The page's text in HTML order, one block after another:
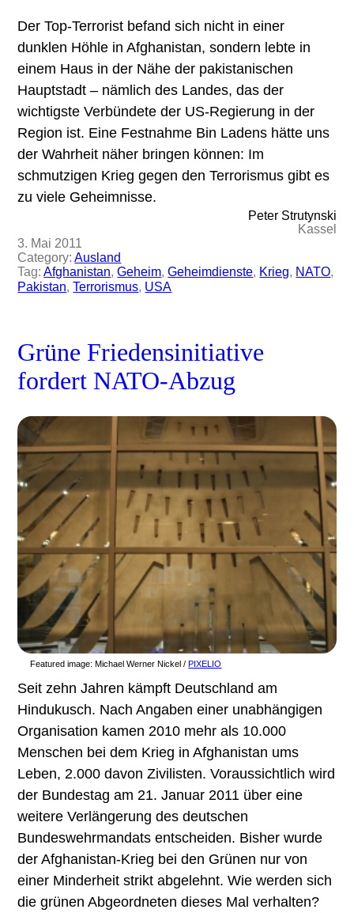
Der Top-Terrorist befand sich nicht in einer
dunklen Höhle in Afghanistan, sondern lebte in
einem Haus in der Nähe der pakistanischen
Hauptstadt – nämlich des Landes, das der
wichtigste Verbündete der US-Regierung in der
Region ist. Eine Festnahme Bin Ladens hätte uns
der Wahrheit näher bringen können: Im
schmutzigen Krieg gegen den Terrorismus gibt es
zu viele Geheimnisse.
Peter Strutynski
Kassel
3. Mai 2011
Category:Ausland
Tag:Afghanistan, Geheim, Geheimdienste, Krieg, NATO
Pakistan, Terrorismus, USA
Grüne Friedensinitiative
fordert NATO-Abzug
Featured image: Michael Werner Nickel / PIXELIO
Seit zehn Jahren kämpft Deutschland am
Hindukusch. Nach Angaben einer unabhängigen
Organisation kamen 2010 mehr als 10.000
Menschen bei dem Krieg in Afghanistan ums
Leben, 2.000 davon Zivilisten. Voraussichtlich wird
der Bundestag am 21. Januar 2011 über eine
weitere Verlängerung des deutschen
Bundeswehrmandats entscheiden. Bisher wurde
der Afghanistan-Krieg bei den Grünen nur von
einer Minderheit strikt abgelehnt. Wie werden sich
die grünen Abgeordneten dieses Mal verhalten?